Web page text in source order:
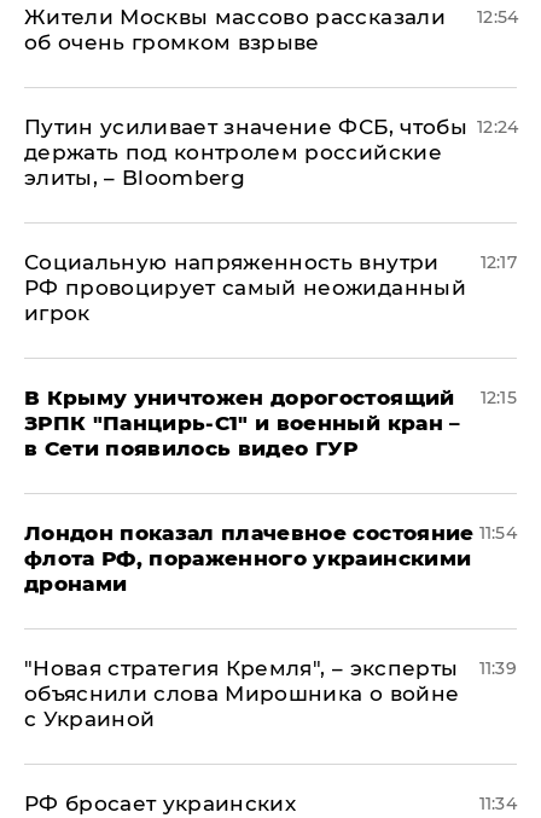
Жители Москвы массово рассказали
об очень громком взрыве
12:54
Путин усиливает значение ФСБ, чтобы
держать под контролем российские
элиты, – Bloomberg
12:24
Социальную напряженность внутри
РФ провоцирует самый неожиданный
игрок
12:17
В Крыму уничтожен дорогостоящий
ЗРПК "Панцирь-С1" и военный кран –
в Сети появилось видео ГУР
12:15
Лондон показал плачевное состояние
флота РФ, пораженного украинскими
дронами
11:54
"Новая стратегия Кремля", – эксперты
объяснили слова Мирошника о войне
с Украиной
11:39
РФ бросает украинских
11:34